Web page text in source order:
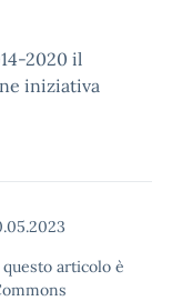
2020 il
iniziativa
articolo è